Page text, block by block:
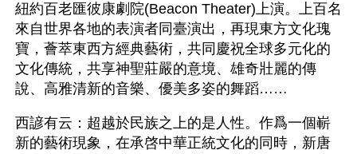
紐約百老匯彼康劇院(Beacon Theater)上演。上百名
來自世界各地的表演者同臺演出，再現東方文化瑰
寶，薈萃東西方經典藝術，共同慶祝全球多元化的
文化傳統，共享神聖莊嚴的意境、雄奇壯麗的傳
說、高雅清新的音樂、優美多姿的舞蹈……
西諺有云：超越於民族之上的是人性。作爲一個嶄
新的藝術現象，在承啓中華正統文化的同時，新唐